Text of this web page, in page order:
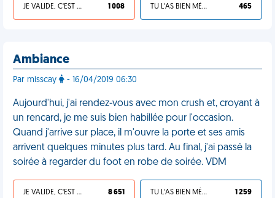
JE VALIDE, C'EST UNE VDM 1 008 TU L'AS BIEN MÉRITÉ 465
Ambiance
Par misscay - 16/04/2019 06:30
Aujourd'hui, j'ai rendez-vous avec mon crush et, croyant à
un rencard, je me suis bien habillée pour l'occasion.
Quand j'arrive sur place, il m'ouvre la porte et ses amis
arrivent quelques minutes plus tard. Au final, j'ai passé la
soirée à regarder du foot en robe de soirée. VDM
JE VALIDE, C'EST UNE VDM 8 651 TU L'AS BIEN MÉRITÉ 1 259